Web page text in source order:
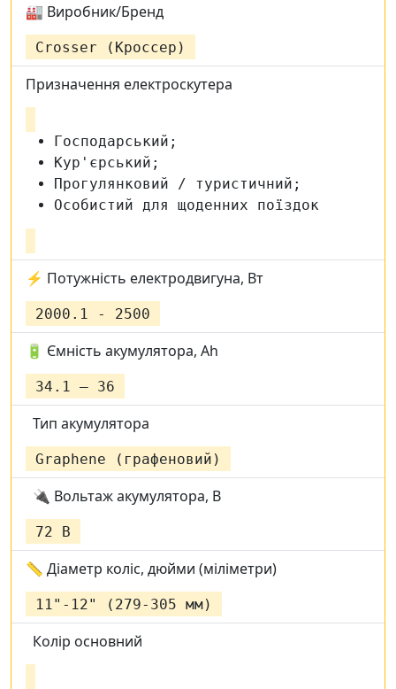
🏭 Виробник/Бренд
Crosser (Кроссер)
Призначення електроскутера
Господарський;
Кур'єрський;
Прогулянковий / туристичний;
Особистий для щоденних поїздок
⚡ Потужність електродвигуна, Вт
2000.1 - 2500
🔋 Ємність акумулятора, Ah
34.1 – 36
Тип акумулятора
Graphene (графеновий)
🔌 Вольтаж акумулятора, В
72 В
📏 Діаметр коліс, дюйми (міліметри)
11"-12" (279-305 мм)
Колір основний